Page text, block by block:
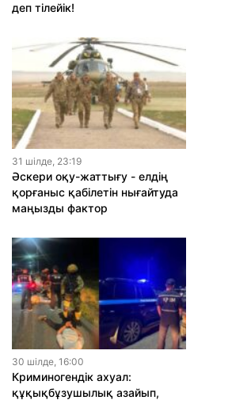
деп тілейік!
31 шiлде, 23:19
Әскери оқу-жаттығу - елдің
қорғаныс қабілетін нығайтуда
маңызды фактор
30 шiлде, 16:00
Криминогендік ахуал:
құқықбұзушылық азайып,